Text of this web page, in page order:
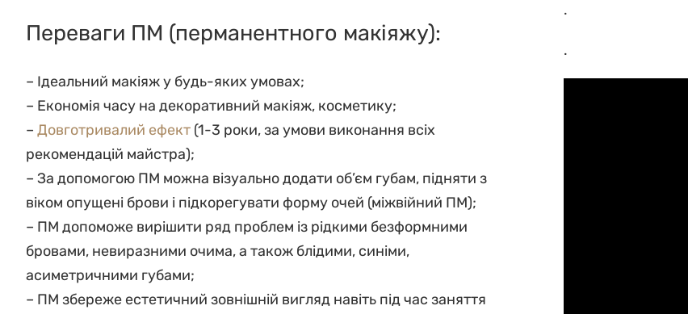
Переваги ПМ (перманентного макіяжу):
– Ідеальний макіяж у будь-яких умовах;
– Економія часу на декоративний макіяж, косметику;
– Довготривалий ефект (1-3 роки, за умови виконання всіх
рекомендацій майстра);
– За допомогою ПМ можна візуально додати об’єм губам, підняти з
віком опущені брови і підкорегувати форму очей (міжвійний ПМ);
– ПМ допоможе вирішити ряд проблем із рідкими безформними
бровами, невиразними очима, а також блідими, синіми,
асиметричними губами;
– ПМ збереже естетичний зовнішній вигляд навіть під час заняття
.
.